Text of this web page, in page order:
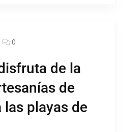
0
de la
de
las playas de